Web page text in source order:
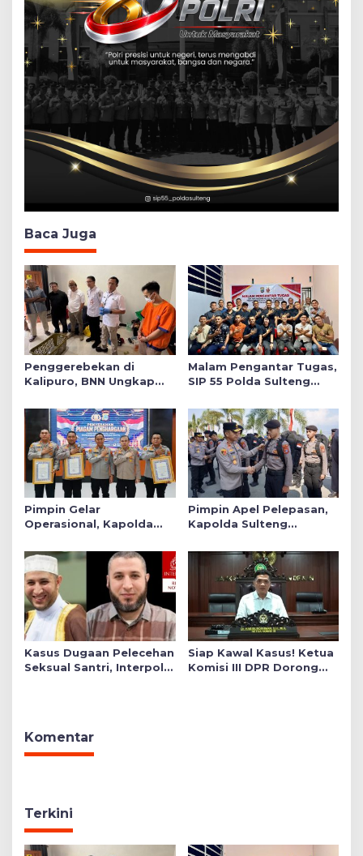
Baca Juga
Penggerebekan di
Kalipuro, BNN Ungkap
Daerah 5 Tersangka
Diamankan
Malam Pengantar Tugas,
SIP 55 Polda Sulteng
Positif di Satuan Wilayah
Pimpin Gelar
Operasional, Kapolda
Polres Raih Predikat
Pelayanan Prima
Pimpin Apel Pelepasan,
Kapolda Sulteng
Tunjukkan Kinerja
Terbaik di Banggai Laut
Kasus Dugaan Pelecehan
Seksual Santri, Interpol
Siap Kawal Kasus! Ketua
Komisi III DPR Dorong
Komentar
Terkini